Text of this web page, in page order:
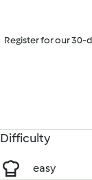
Register for our
Difficulty
easy